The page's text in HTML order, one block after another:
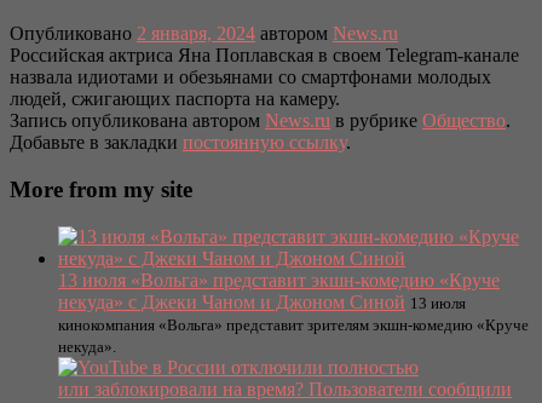
Опубликовано 2 января, 2024 автором News.ru
Российская актриса Яна Поплавская в своем Telegram-канале
назвала идиотами и обезьянами со смартфонами молодых
людей, сжигающих паспорта на камеру.
Запись опубликована автором News.ru в рубрике Общество.
Добавьте в закладки постоянную ссылку.
More from my site
13 июля «Вольга» представит экшн-комедию «Круче
некуда» с Джеки Чаном и Джоном Синой 13 июля
кинокомпания «Вольга» представит зрителям экшн-комедию «Круче
некуда».